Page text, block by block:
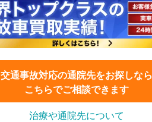
交通事故対応の通院先をお探しなら
こちらでご相談できます
治療や通院先について